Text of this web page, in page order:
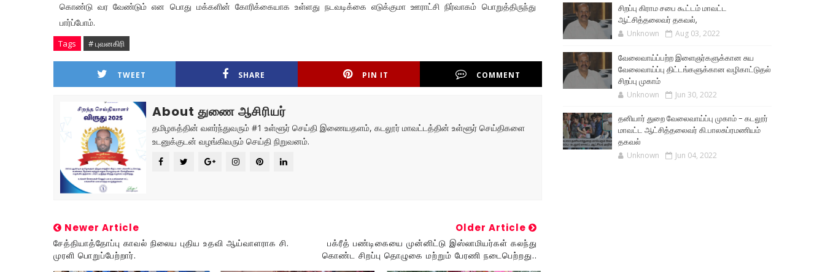
கொண்டு வர வேண்டும் என பொது மக்களின் கோரிக்கையாக உள்ளது நடவடிக்கை எடுக்குமா ஊராட்சி நிர்வாகம் பொறுத்திருந்து
பார்ப்போம்.
Tags # புவனகிரி
TWEET SHARE PIN IT COMMENT
About துணை ஆசிரியர்
தமிழகத்தின் வளர்ந்துவரும் #1 உள்ளூர் செய்தி இணையதளம், கடலூர் மாவட்டத்தின் உள்ளூர் செய்திகளை
உடனுக்குடன் வழங்கிவரும் செய்தி நிறுவனம்.
Newer Article
சேத்தியாத்தோப்பு காவல் நிலைய புதிய உதவி ஆய்வாளராக சி.
முரளி பொறுப்பேற்றார்.
Older Article
பக்ரீத் பண்டிகையை முன்னிட்டு இஸ்லாமியர்கள் கலந்து
கொண்ட சிறப்பு தொழுகை மற்றும் பேரணி நடைபெற்றது..
சிறப்பு கிராம சபை கூட்டம் மாவட்ட
ஆட்சித்தலைவர் தகவல்,
Unknown Aug 03, 2022
வேலைவாய்ப்பற்ற இளைஞர்களுக்கான சுய
வேலைவாய்ப்பு திட்டங்களுக்கான வழிகாட்டுதல்
சிறப்பு முகாம்
Unknown Jun 30, 2022
தனியார் துறை வேலைவாய்ப்பு முகாம் - கடலூர்
மாவட்ட ஆட்சித்தலைவர் கி.பாலசுப்ரமணியம்
தகவல்
Unknown Jun 04, 2022